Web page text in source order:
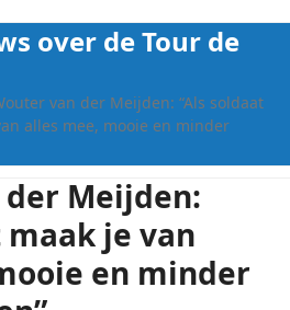
over de Tour de
van der Meijden: “Als soldaat
alles mee, mooie en minder
Meijden:
maak je van
en minder